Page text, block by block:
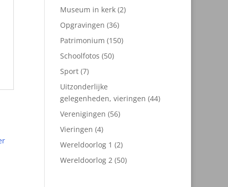
producten
Museum in kerk 22
Opgravingen 3636
producten
Patrimonium 150150
Schoolfotos 5050
Sport 77
producten
Uitzonderlijke
gelegenheden, vieringen 4444
Verenigingen 5656
Vieringen 44
producten
Wereldoorlog 1 22
producten
Wereldoorlog 2 5050